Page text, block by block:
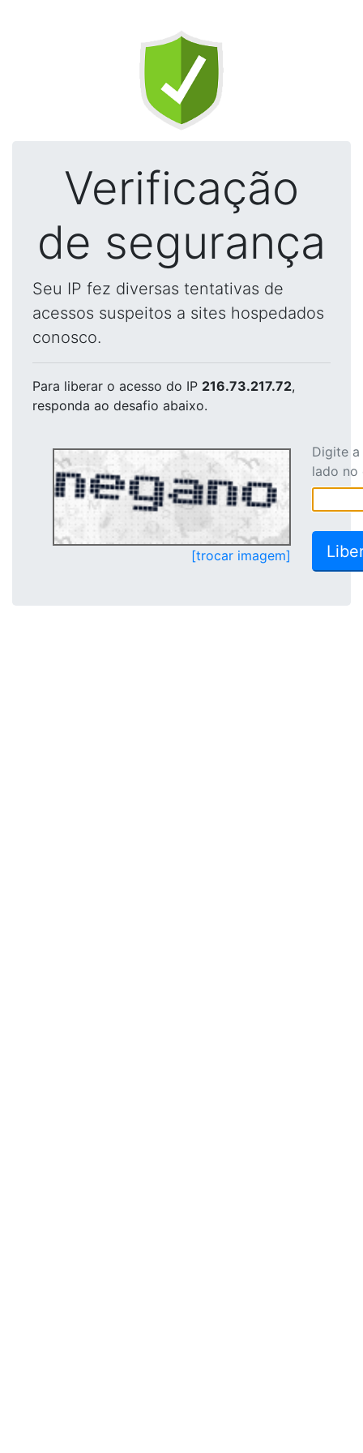
Verificação
de segurança
Seu IP fez diversas tentativas de
acessos suspeitos a sites hospedados
conosco.
Para liberar o acesso do IP 216.73.217.72,
responda ao desafio abaixo.
[trocar imagem]
Digite
lado no